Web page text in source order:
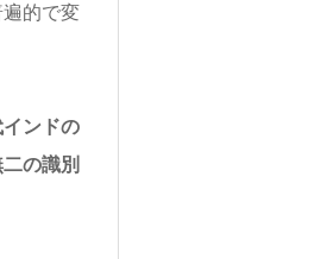
的で変
ンドの
の識別